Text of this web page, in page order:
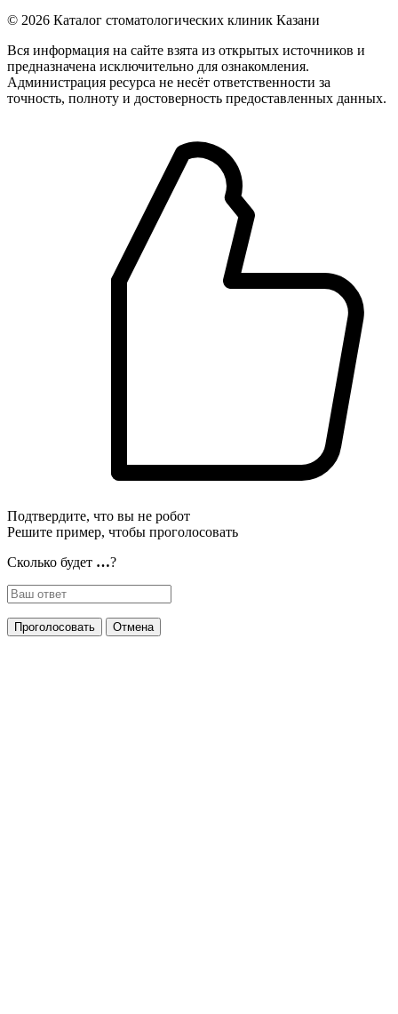
© 2026 Каталог стоматологических клиник Казани
Вся информация на сайте взята из открытых источников и
предназначена исключительно для ознакомления.
Администрация ресурса не несёт ответственности за
точность, полноту и достоверность предоставленных данных.
Подтвердите, что вы не робот
Решите пример, чтобы проголосовать
Сколько будет …?
Проголосовать Отмена